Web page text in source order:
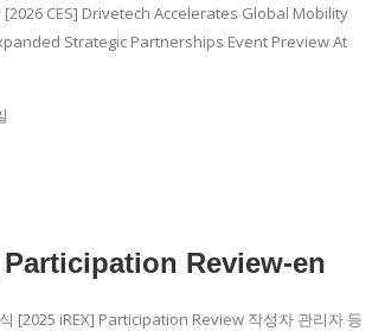
[2026 CES] Drivetech Accelerates Global Mobility
Strategic Partnerships Event Preview At
Participation Review-en
[2025 iREX] Participation Review 작성자 관리자 등